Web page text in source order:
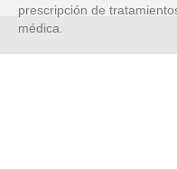
prescripción de
médica.